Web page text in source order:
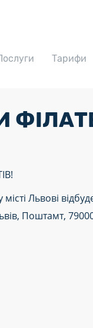
Тарифи
Львові
Поштамт,